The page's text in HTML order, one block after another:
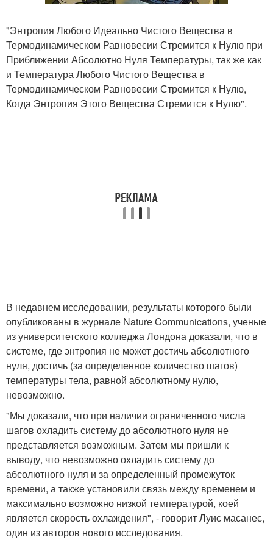
"Энтропия Любого Идеально Чистого Вещества в
Термодинамическом Равновесии Стремится к Нулю при
Приближении Абсолютно Нуля Температуры, так же как
и Температура Любого Чистого Вещества в
Термодинамическом Равновесии Стремится к Нулю,
Когда Энтропия Этого Вещества Стремится к Нулю".
В недавнем исследовании, результаты которого были
опубликованы в журнале Nature Communications, ученые
из университетского колледжа Лондона доказали, что в
системе, где энтропия не может достичь абсолютного
нуля, достичь (за определенное количество шагов)
температуры тела, равной абсолютному нулю,
невозможно.
"Мы доказали, что при наличии ограниченного числа
шагов охладить систему до абсолютного нуля не
представляется возможным. Затем мы пришли к
выводу, что невозможно охладить систему до
абсолютного нуля и за определенный промежуток
времени, а также установили связь между временем и
максимально возможно низкой температурой, коей
является скорость охлаждения", - говорит Луис масанес,
один из авторов нового исследования.